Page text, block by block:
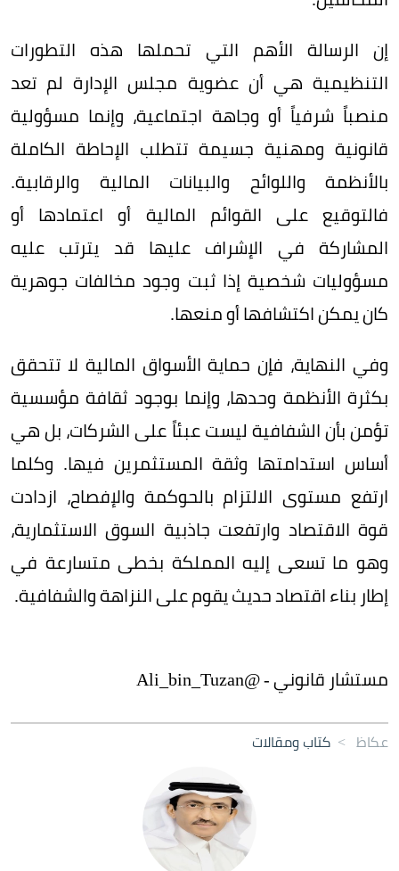
إن الرسالة الأهم التي تحملها هذه التطورات
التنظيمية هي أن عضوية مجلس الإدارة لم تعد
منصباً شرفياً أو وجاهة اجتماعية، وإنما مسؤولية
قانونية ومهنية جسيمة تتطلب الإحاطة الكاملة
بالأنظمة واللوائح والبيانات المالية والرقابية.
فالتوقيع على القوائم المالية أو اعتمادها أو
المشاركة في الإشراف عليها قد يترتب عليه
مسؤوليات شخصية إذا ثبت وجود مخالفات جوهرية
كان يمكن اكتشافها أو منعها.
وفي النهاية، فإن حماية الأسواق المالية لا تتحقق
بكثرة الأنظمة وحدها، وإنما بوجود ثقافة مؤسسية
تؤمن بأن الشفافية ليست عبئاً على الشركات، بل هي
أساس استدامتها وثقة المستثمرين فيها. وكلما
ارتفع مستوى الالتزام بالحوكمة والإفصاح، ازدادت
قوة الاقتصاد وارتفعت جاذبية السوق الاستثمارية،
وهو ما تسعى إليه المملكة بخطى متسارعة في
إطار بناء اقتصاد حديث يقوم على النزاهة والشفافية.
مستشار قانوني - @Ali_bin_Tuzan
عكاظ > كتاب ومقالات